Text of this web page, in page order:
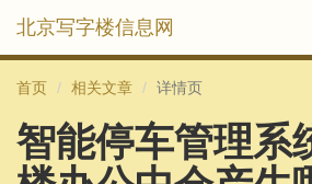
北京写字楼信息网
首页 相关文章 详情页
智能停车管理系